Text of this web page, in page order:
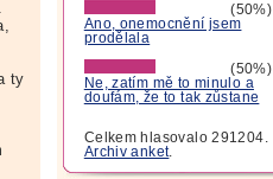
ty
(50%)
Ano, onemocnění jsem
prodělala
(50%)
Ne, zatím mě to minulo a
doufám, že to tak zůstane
Celkem hlasovalo 291204.
Archiv anket.